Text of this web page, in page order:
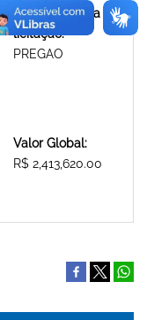
Modalidade da
licitação:
PREGAO
Valor Global:
R$ 2,413,620.00